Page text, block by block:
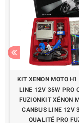
KIT XENON MOTO
LINE 12V 35W PRO
FUZIONKIT XÉNON
CANBUS LINE 12V
QUALITÉ PRO